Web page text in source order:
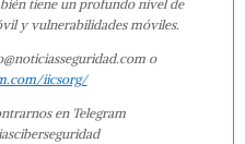
tiene un profundo nivel de
y vulnerabilidades móviles.
o
iicsorg/
en Telegram